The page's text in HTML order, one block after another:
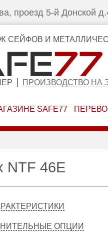
проезд 5-й Донской
И
ПРОИЗВОДСТВО НА
SAFE77
NTF 46E
ОПЦИИ